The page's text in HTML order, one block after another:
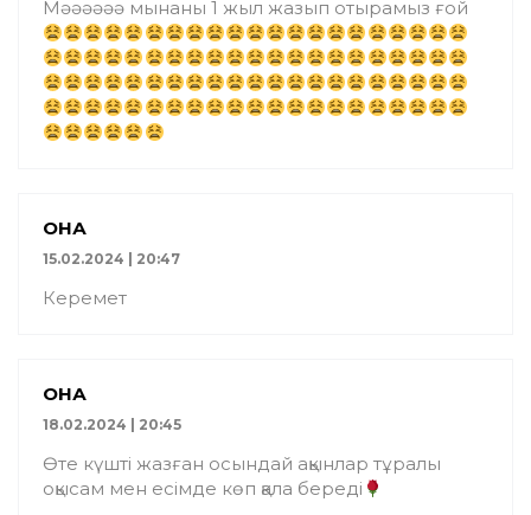
Мәәәәәә мынаны 1 жыл жазып отырамыз ғой
ҚОНАҚ
15.02.2024 | 20:47
Керемет
ҚОНАҚ
18.02.2024 | 20:45
Өте күшті жазған осындай ақынлар тұралы
оқысам мен есімде көп қала береді